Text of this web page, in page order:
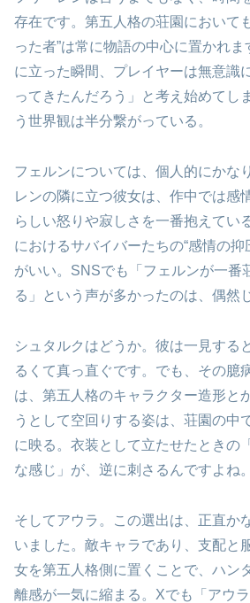
存在です。第五人格の荘園において
った者”は常に物語の中心に置かれ
に立った瞬間、プレイヤーは無意識
ってきたんだろう」と考え始めてし
う世界観は半分繋がっている。
フェルンについては、個人的にかな
レンの隣に立つ彼女は、作中では感
らしい怒りや寂しさを一番抱えてい
におけるサバイバーたちの“感情の抑
がいい。SNSでも「フェルンが一番
る」という声が多かったのは、偶然
シュタルクはどうか。彼は一見する
るくて真っ直ぐです。でも、その臆
は、第五人格のキャラクター造形と
うとして空回りする姿は、荘園の中
に映る。衣装として立たせたときの
な感じ」が、逆に刺さるんですよね。
そしてアウラ。この選出は、正直か
いました。敵キャラであり、支配と
女を第五人格側に置くことで、ハン
離感が一気に縮まる。Xでも「アウ